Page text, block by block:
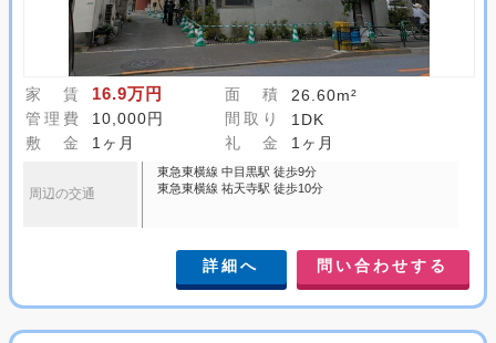
家 賃 16.9万円 面 積
26.60m²
管理費
10,000円 間取り
1DK
敷 金
1ヶ月 礼 金 1ヶ月
周辺の交通
東急東横線 中目黒駅 徒歩9分
東急東横線 祐天寺駅 徒歩10分
詳細へ 問い合わせする